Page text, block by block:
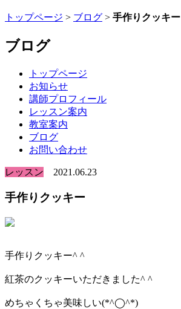
トップページ > ブログ > 手作りクッキー
ブログ
トップページ
お知らせ
講師プロフィール
レッスン案内
教室案内
ブログ
お問い合わせ
レッスン 2021.06.23
手作りクッキー
手作りクッキー^ ^
紅茶のクッキーいただきました^ ^
めちゃくちゃ美味しい(*^◯^*)